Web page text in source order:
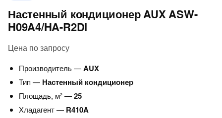
Настенный кондиционер AUX ASW-
H09A4/HA-R2DI
Цена по запросу
Производитель —AUX
Тип — Настенный кондиционер
Площадь, м² —25
Хладагент — R410A